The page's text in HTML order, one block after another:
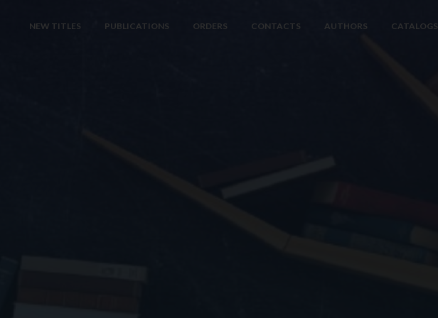
NEW TITLES PUBLICATIONS ORDERS CONTACTS AUTHORS CATALOGS